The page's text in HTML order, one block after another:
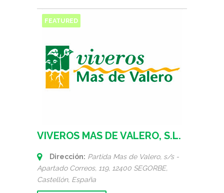
FEATURED
VIVEROS MAS DE VALERO, S.L.
Dirección: Partida Mas de Valero, s/s -
Apartado Correos, 119, 12400 SEGORBE,
Castellón, España